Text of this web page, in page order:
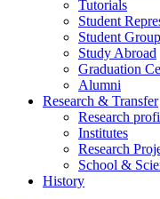
Tutorials
Student
Student
Study Abroad
Graduation
Alumni
Research & Transfer
Research
Institutes
Research
School &
History